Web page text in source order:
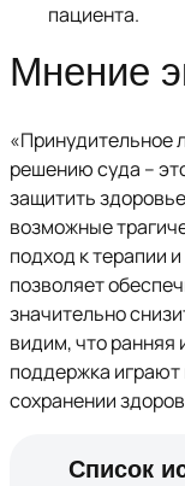
пациента.
Мнение
«Принудительное
решению суда –
защитить
возможные
подход к терапии и
позволяет
значительно
видим, что ранняя
поддержка
сохранении
Список